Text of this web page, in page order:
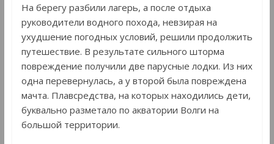
На берегу разбили лагерь, а после отдыха
руководители водного похода, невзирая на
ухудшение погодных условий, решили продолжить
путешествие. В результате сильного шторма
повреждение получили две парусные лодки. Из них
одна перевернулась, а у второй была повреждена
мачта. Плавсредства, на которых находились дети,
буквально разметало по акватории Волги на
большой территории.